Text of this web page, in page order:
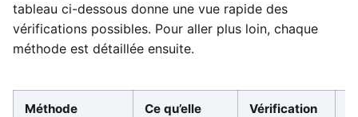
tableau ci-dessous donne une vue rapide des
vérifications possibles. Pour aller plus loin, chaque
méthode est détaillée ensuite.
Méthode
Ce qu’elle
Vérification